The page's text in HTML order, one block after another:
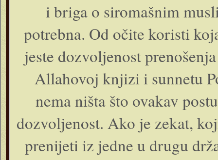
i briga o siromašnim
potrebna. Od očite koristi
jeste dozvoljenost
Allahovoj knjizi i sunnetu
nema ništa što ovakav
dozvoljenost. Ako je zekat,
prenijeti iz jedne u drugu